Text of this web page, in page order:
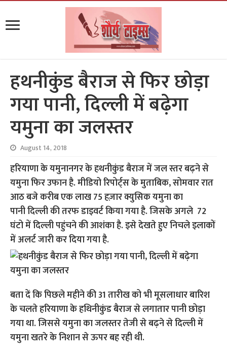
हथनीकुंड बैराज से फिर छोड़ा
गया पानी, दिल्ली में बढ़ेगा
यमुना का जलस्तर
August 14, 2018
हरियाणा के यमुनानगर के हथनीकुंड बैराज में जल स्तर बढ़ने से
यमुना फिर उफान है. मीडियो रिपोर्ट्स के मुताबिक, सोमवार रात
आठ बजे करीब एक लाख 75 हज़ार क्युसिक यमुना का
पानी दिल्ली की तरफ डाइवर्ट किया गया है. जिसके अगले 72
घंटो में दिल्ली पहुंचने की आशंका है. इसे देखते हुए निचले इलाकों
में अलर्ट जारी कर दिया गया है.
बता दें कि पिछले महीने की 31 तारीख को भी मूसलाधार बारिश
के चलते हरियाणा के हथिनीकुंड बैराज से लगातार पानी छोड़ा
गया था. जिससे यमुना का जलस्तर तेजी से बढ़ने से दिल्ली में
यमुना खतरे के निशान से ऊपर बह रही थी.